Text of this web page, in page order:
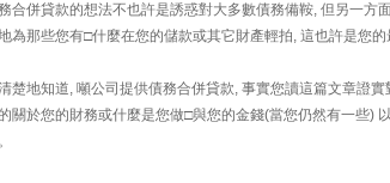
合併貸款的想法不也許是誘惑對大多數債務備鞍, 但另一
為那些您有□什麼在您的儲款或其它財產輕拍, 這也許是您
楚地知道, 噸公司提供債務合併貸款, 事實您讀這篇文章證
關於您的財務或什麼是您做□與您的金錢(當您仍然有一些)